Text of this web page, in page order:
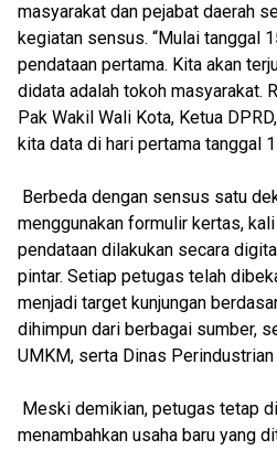
masyarakat dan pejabat daerah
kegiatan sensus. “Mulai tanggal
pendataan pertama. Kita akan
didata adalah tokoh masyarakat.
Pak Wakil Wali Kota, Ketua
kita data di hari pertama tanggal
Berbeda dengan sensus satu
menggunakan formulir kertas,
pendataan dilakukan secara
pintar. Setiap petugas telah
menjadi target kunjungan
dihimpun dari berbagai sumber,
UMKM, serta Dinas Perindustrian
Meski demikian, petugas tetap
menambahkan usaha baru yang